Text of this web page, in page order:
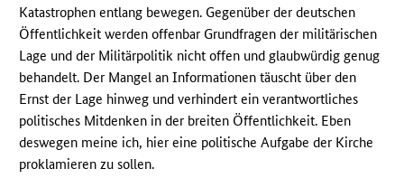
Katastrophen entlang bewegen. Gegenüber der deutschen
Öffentlichkeit werden offenbar Grundfragen der militärischen
Lage und der Militärpolitik nicht offen und glaubwürdig genug
behandelt. Der Mangel an Informationen täuscht über den
Ernst der Lage hinweg und verhindert ein verantwortliches
politisches Mitdenken in der breiten Öffentlichkeit. Eben
deswegen meine ich, hier eine politische Aufgabe der Kirche
proklamieren zu sollen.